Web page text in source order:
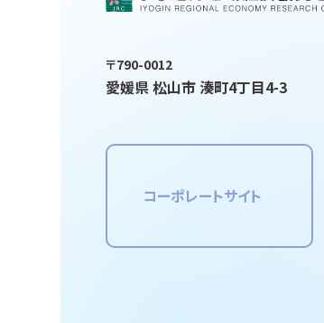
〒790-0012
愛媛県 松山市 湊町4丁目4-3
コーポレートサイト